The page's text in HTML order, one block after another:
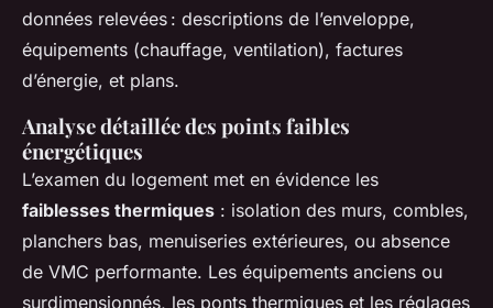
données relevées : descriptions de l’enveloppe,
équipements (chauffage, ventilation), factures
d’énergie, et plans.
Analyse détaillée des points faibles
énergétiques
L’examen du logement met en évidence les
faiblesses thermiques : isolation des murs, combles,
planchers bas, menuiseries extérieures, ou absence
de VMC performante. Les équipements anciens ou
surdimensionnés, les ponts thermiques et les réglages